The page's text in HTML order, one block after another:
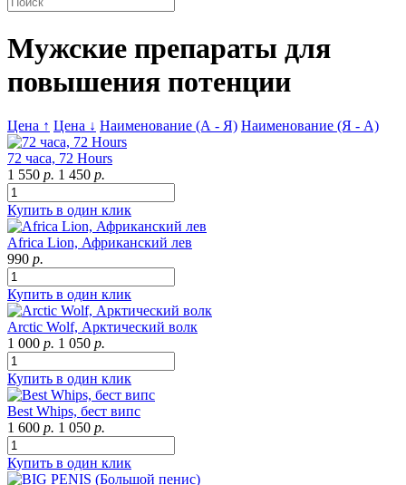
Мужские препараты для
повышения потенции
Цена ↑ Цена ↓ Наименование (А - Я) Наименование (Я - А)
72 часа, 72 Hours
1 550 р. 1 450 р.
Купить в один клик
Africa Lion, Африканский лев
990 р.
Купить в один клик
Arctic Wolf, Арктический волк
1 000 р. 1 050 р.
Купить в один клик
Best Whips, бест випс
1 600 р. 1 050 р.
Купить в один клик